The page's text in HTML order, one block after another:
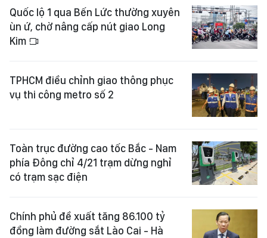
Quốc lộ 1 qua Bến Lức thường xuyên
ùn ứ, chờ nâng cấp nút giao Long
Kim
TPHCM điều chỉnh giao thông phục
vụ thi công metro số 2
Toàn trục đường cao tốc Bắc - Nam
phía Đông chỉ 4/21 trạm dừng nghỉ
có trạm sạc điện
Chính phủ đề xuất tăng 86.100 tỷ
đồng làm đường sắt Lào Cai - Hà